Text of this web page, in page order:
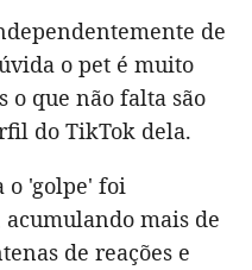
de
o pet é muito
o que não falta são
do TikTok dela.
o 'golpe' foi
mais de
de reações e